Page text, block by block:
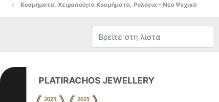
Κοσμήματα, Χειροποίητα Κοσμήματα, Ρολόγια - Νέο Ψυχικό
PLATIRACHOS JEWELLERY